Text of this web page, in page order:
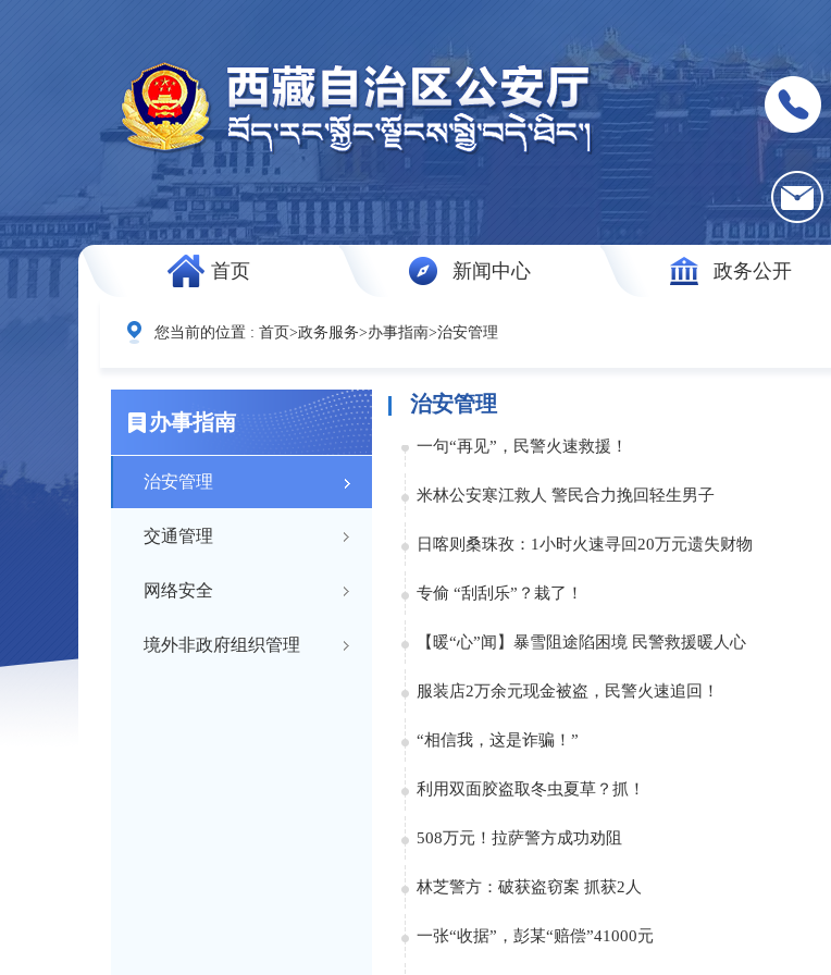
首页 新闻中心 政务公开
您当前的位置 : 首页>政务服务>办事指南>治安管理
办事指南
治安管理
交通管理
网络安全
境外非政府组织管理
治安管理
一句“再见”，民警火速救援！
米林公安寒江救人 警民合力挽回轻生男子
日喀则桑珠孜：1小时火速寻回20万元遗失财物
专偷 “刮刮乐”？栽了！
【暖“心”闻】暴雪阻途陷困境 民警救援暖人心
服装店2万余元现金被盗，民警火速追回！
“相信我，这是诈骗！”
利用双面胶盗取冬虫夏草？抓！
508万元！拉萨警方成功劝阻
林芝警方：破获盗窃案 抓获2人
一张“收据”，彭某“赔偿”41000元